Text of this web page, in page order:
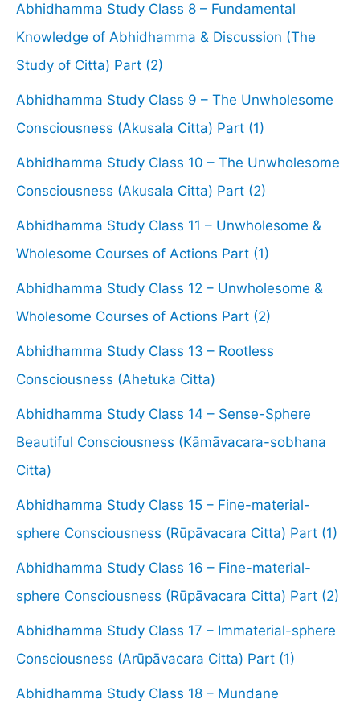
Abhidhamma Study Class 8 – Fundamental
Knowledge of Abhidhamma & Discussion (The
Study of Citta) Part (2)
Abhidhamma Study Class 9 – The Unwholesome
Consciousness (Akusala Citta) Part (1)
Abhidhamma Study Class 10 – The Unwholesome
Consciousness (Akusala Citta) Part (2)
Abhidhamma Study Class 11 – Unwholesome &
Wholesome Courses of Actions Part (1)
Abhidhamma Study Class 12 – Unwholesome &
Wholesome Courses of Actions Part (2)
Abhidhamma Study Class 13 – Rootless
Consciousness (Ahetuka Citta)
Abhidhamma Study Class 14 – Sense-Sphere
Beautiful Consciousness (Kāmāvacara-sobhana
Citta)
Abhidhamma Study Class 15 – Fine-material-
sphere Consciousness (Rūpāvacara Citta) Part (1)
Abhidhamma Study Class 16 – Fine-material-
sphere Consciousness (Rūpāvacara Citta) Part (2)
Abhidhamma Study Class 17 – Immaterial-sphere
Consciousness (Arūpāvacara Citta) Part (1)
Abhidhamma Study Class 18 – Mundane